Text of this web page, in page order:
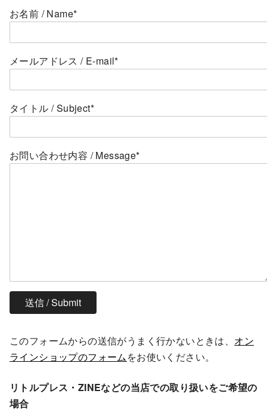
お名前 / Name*
メールアドレス / E-mail*
タイトル / Subject*
お問い合わせ内容 / Message*
このフォームからの送信がうまく行かないときは、 オン
ラインショップのフォームをお使いください。
リトルプレス・ZINEなどの当店での取り扱いをご希望の
場合